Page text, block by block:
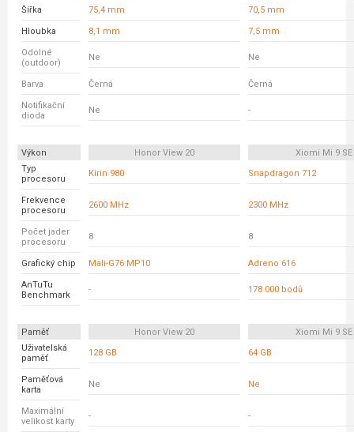
Šířka 75,4 mm 70,5 mm
Hloubka 8,1 mm 7,5 mm
Odolné
(outdoor)
Ne Ne
Barva Černá Černá
Notifikační
dioda
Ne -
Výkon Honor View 20
Xiomi Mi 9 SE
Typ
procesoru
Kirin 980 Snapdragon 712
Frekvence
procesoru
2600 MHz 2300 MHz
Počet jader
procesoru
8 8
Grafický chip Mali-G76 MP10 Adreno 616
AnTuTu
Benchmark
- 178 000 bodů
Paměť Honor View 20
Xiomi Mi 9 SE
Uživatelská
paměť
128 GB 64 GB
Paměťová
karta
Ne Ne
Maximální
velikost karty
- -